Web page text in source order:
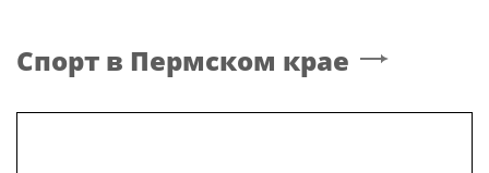
Спорт в Пермском крае